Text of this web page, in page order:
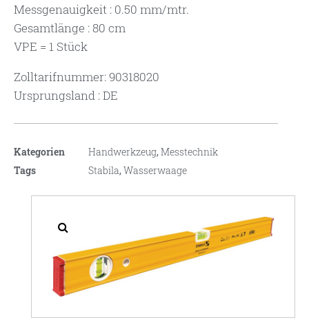
Messgenauigkeit : 0.50 mm/mtr.
Gesamtlänge : 80 cm
VPE = 1 Stück
Zolltarifnummer: 90318020
Ursprungsland : DE
Kategorien Handwerkzeug,Messtechnik
Tags
Stabila,Wasserwaage